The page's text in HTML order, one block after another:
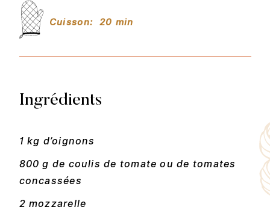
Cuisson: 20 min
Ingrédients
1 kg d’oignons
800 g de coulis de tomate ou de tomates
concassées
2 mozzarelle